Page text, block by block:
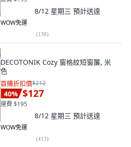
8/12 星期三 預計送達
WOW免運
(138)
DECOTONIK Cozy 窗格紋短窗簾, 米
色
首購折扣價$212
40% $127
運費 $195
8/12 星期三 預計送達
WOW免運
(413)